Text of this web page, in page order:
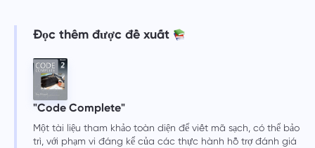
Đọc thêm được đề xuất
"Code Complete"
Một tài liệu tham khảo toàn diện để viết mã sạch, có thể bảo
trì, với phạm vi đáng kể của các thực hành hỗ trợ đánh giá